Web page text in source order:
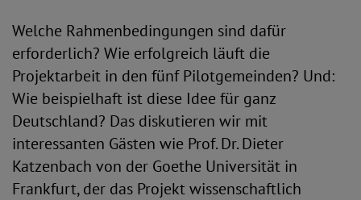
Welche Rahmenbedingungen sind dafür
erforderlich? Wie erfolgreich läuft die
Projektarbeit in den fünf Pilotgemeinden? Und:
Wie beispielhaft ist diese Idee für ganz
Deutschland? Das diskutieren wir mit
interessanten Gästen wie Prof. Dr. Dieter
Katzenbach von der Goethe Universität in
Frankfurt, der das Projekt wissenschaftlich